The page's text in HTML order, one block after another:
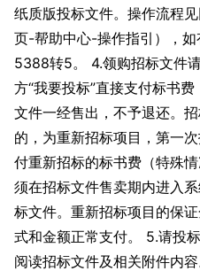
纸质版投标文件。操作流程
页-帮助中心-操作指引），
5388转5。 4.领购招标文件
方“我要投标”直接支付标书
文件一经售出，不予退还。
的，为重新招标项目，第一
付重新招标的标书费（特殊
须在招标文件售卖期内进入
标文件。重新招标项目的保
式和金额正常支付。 5.请投
阅读招标文件及相关附件内